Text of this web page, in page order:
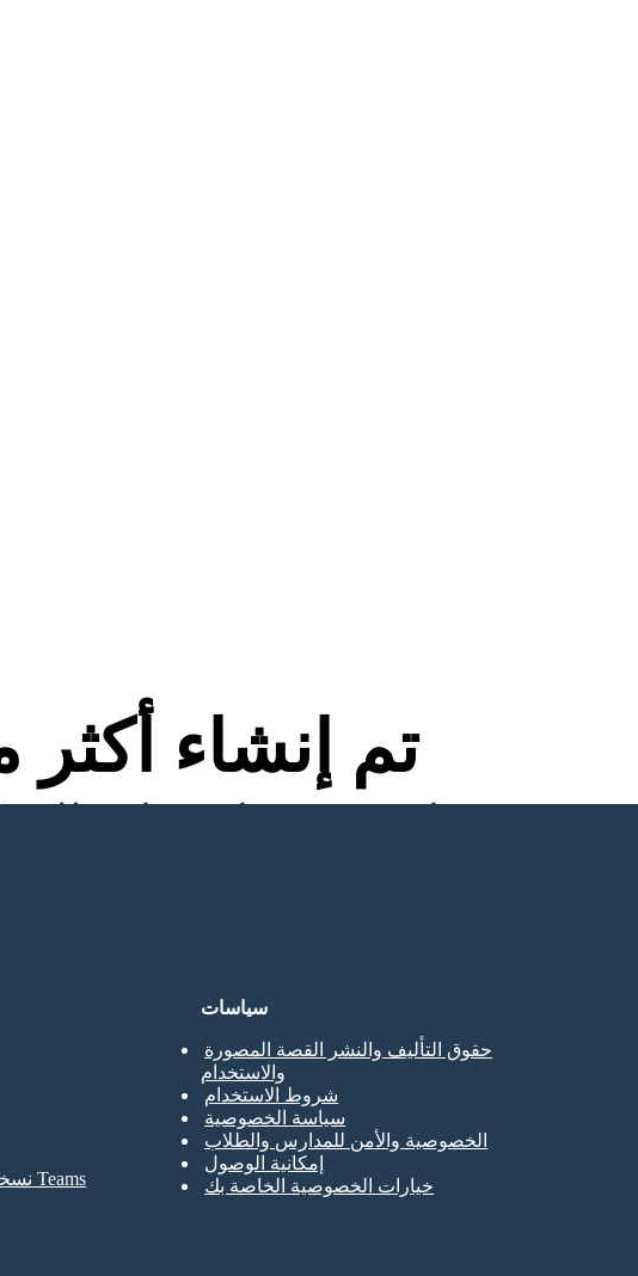
تم إنشاء
لا توجد تنزيلات ولا بطاقة ائتمان ولا حاجة إلى تسجيل الدخول للمحاولة!
نسخة تجريبية مجانية لـ Teams
سياسات
حقوق التأليف والنشر القصة المصورة
والاستخدام
شروط الاستخدام
سياسة الخصوصية
الخصوصية والأمن للمدارس والطلاب
إمكانية الوصول
خيارات الخصوصية الخاصة بك